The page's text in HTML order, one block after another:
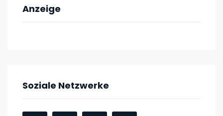
Anzeige
Soziale Netzwerke